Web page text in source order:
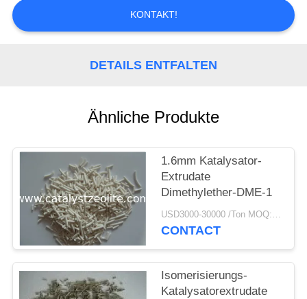
NACHRICHTEN
PRIVACY
POLICY
KONTAKT!
DETAILS ENTFALTEN
Ähnliche Produkte
1.6mm Katalysator-
Extrudate
Dimethylether-DME-1
USD3000-30000 /Ton MOQ:1 Kilogramm
CONTACT
Isomerisierungs-
Katalysatorextrudate